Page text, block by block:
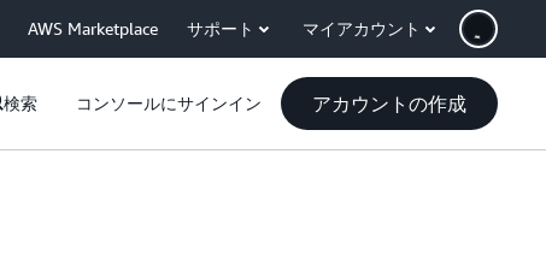
AWS Marketplace サポート マイアカウント
検索 コンソールにサインイン アカウントの作成